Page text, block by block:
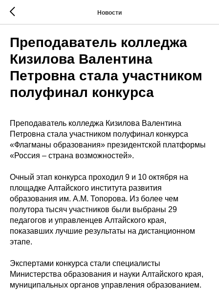
Новости
Преподаватель колледжа
Кизилова Валентина
Петровна стала участником
полуфинал конкурса
Преподаватель колледжа Кизилова Валентина
Петровна стала участником полуфинал конкурса
«Флагманы образования» президентской платформы
«Россия – страна возможностей».
Очный этап конкурса проходил 9 и 10 октября на
площадке Алтайского института развития
образования им. А.М. Топорова. Из более чем
полутора тысяч участников были выбраны 29
педагогов и управленцев Алтайского края,
показавших лучшие результаты на дистанционном
этапе.
Экспертами конкурса стали специалисты
Министерства образования и науки Алтайского края,
муниципальных органов управления образованием.